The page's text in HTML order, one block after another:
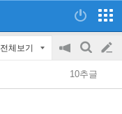
전체보기
공
지
on/off
검
색
글
쓰
10추글